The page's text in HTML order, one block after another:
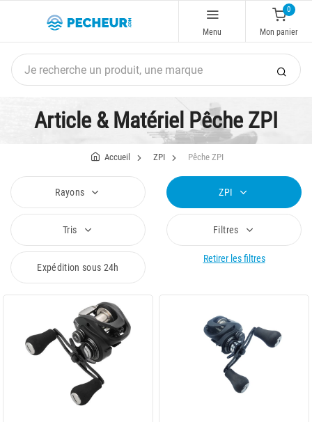
Menu
0
Mon panier
Article & Matériel Pêche ZPI
Accueil ZPI Pêche ZPI
Rayons ZPI
Tris Filtres
Expédition sous 24h
Retirer les filtres